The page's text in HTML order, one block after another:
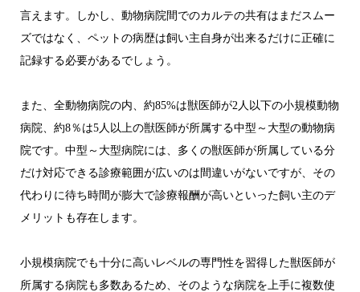
言えます。しかし、動物病院間でのカルテの共有はまだスムー
ズではなく、ペットの病歴は飼い主自身が出来るだけに正確に
記録する必要があるでしょう。
また、全動物病院の内、約85%は獣医師が2人以下の小規模動物
病院、約8％は5人以上の獣医師が所属する中型～大型の動物病
院です。中型～大型病院には、多くの獣医師が所属している分
だけ対応できる診療範囲が広いのは間違いがないですが、その
代わりに待ち時間が膨大で診療報酬が高いといった飼い主のデ
メリットも存在します。
小規模病院でも十分に高いレベルの専門性を習得した獣医師が
所属する病院も多数あるため、そのような病院を上手に複数使